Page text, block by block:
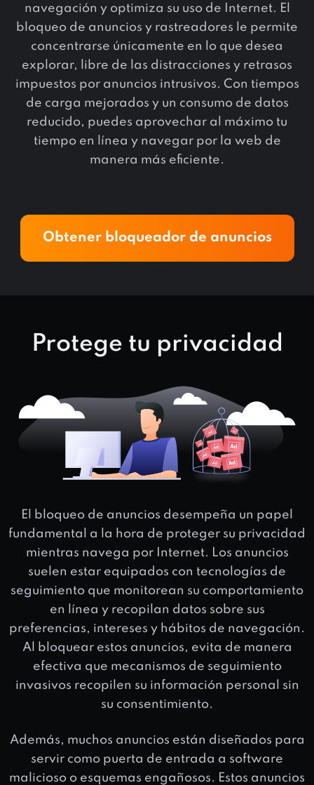
navegación y optimiza su uso de Internet. El
bloqueo de anuncios y rastreadores le permite
concentrarse únicamente en lo que desea
explorar, libre de las distracciones y retrasos
impuestos por anuncios intrusivos. Con tiempos
de carga mejorados y un consumo de datos
reducido, puedes aprovechar al máximo tu
tiempo en línea y navegar por la web de
manera más eficiente.
Obtener bloqueador de anuncios
Protege tu privacidad
El bloqueo de anuncios desempeña un papel
fundamental a la hora de proteger su privacidad
mientras navega por Internet. Los anuncios
suelen estar equipados con tecnologías de
seguimiento que monitorean su comportamiento
en línea y recopilan datos sobre sus
preferencias, intereses y hábitos de navegación.
Al bloquear estos anuncios, evita de manera
efectiva que mecanismos de seguimiento
invasivos recopilen su información personal sin
su consentimiento.
Además, muchos anuncios están diseñados para
servir como puerta de entrada a software
malicioso o esquemas engañosos. Estos anuncios